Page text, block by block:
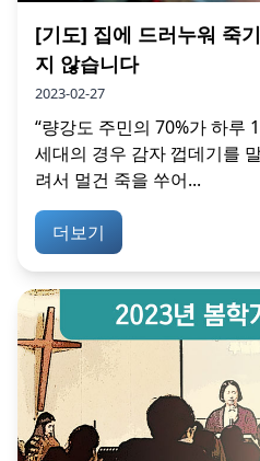
[기도] 집에 드러누워 죽
지 않습니다
2023-02-27
“량강도 주민의 70%가 하루
세대의 경우 감자 껍데기를
려서 멀건 죽을 쑤어...
더보기